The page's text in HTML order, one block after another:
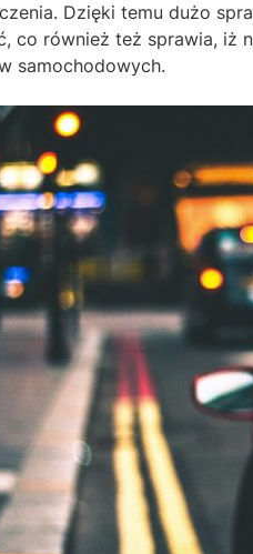
Dzięki temu dużo
co również też sprawia, iż
samochodowych.